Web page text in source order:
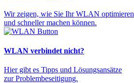
Wir zeigen, wie Sie Ihr WLAN optimieren
und schneller machen können.
WLAN verbindet nicht?
Hier gibt es Tipps und Lösungsansätze
zur Problembeseitigung.